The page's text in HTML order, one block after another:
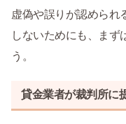
虚偽や誤りが認められ
しないためにも、まず
う。
貸金業者が裁判所に